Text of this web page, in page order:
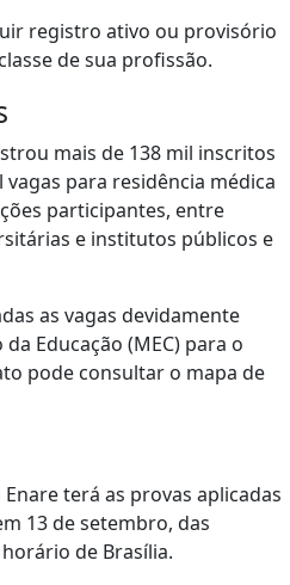
registro ativo ou provisório
de sua profissão.
mais de 138 mil inscritos
para residência médica
participantes, entre
e institutos públicos e
as vagas devidamente
Educação (MEC) para o
pode consultar o mapa de
terá as provas aplicadas
13 de setembro, das
de Brasília.